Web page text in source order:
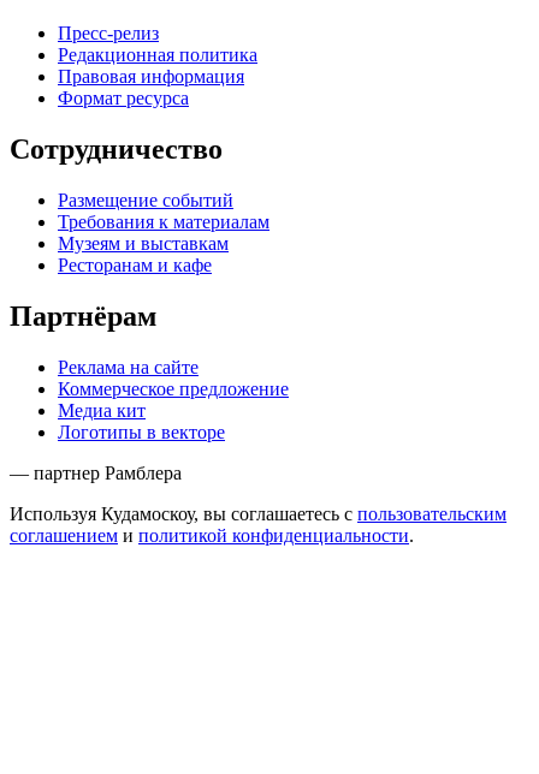
Пресс-релиз
Редакционная политика
Правовая информация
Формат ресурса
Сотрудничество
Размещение событий
Требования к материалам
Музеям и выставкам
Ресторанам и кафе
Партнёрам
Реклама на сайте
Коммерческое предложение
Медиа кит
Логотипы в векторе
— партнер Рамблера
Используя Кудамоскоу, вы соглашаетесь с пользовательским
соглашением и политикой конфиденциальности.